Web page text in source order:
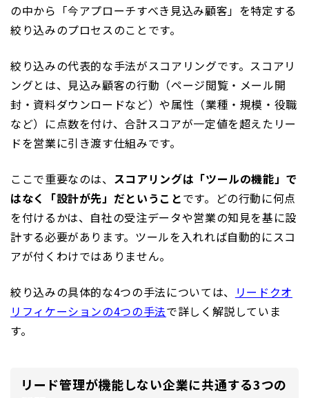
の中から「今アプローチすべき見込み顧客」を特定する
絞り込みのプロセスのことです。
絞り込みの代表的な手法がスコアリングです。スコアリ
ングとは、見込み顧客の行動（ページ閲覧・メール開
封・資料ダウンロードなど）や属性（業種・規模・役職
など）に点数を付け、合計スコアが一定値を超えたリー
ドを営業に引き渡す仕組みです。
ここで重要なのは、 スコアリングは「ツールの機能」で
はなく「設計が先」だということです。どの行動に何点
を付けるかは、自社の受注データや営業の知見を基に設
計する必要があります。ツールを入れれば自動的にスコ
アが付くわけではありません。
絞り込みの具体的な4つの手法については、
リードクオ
リフィケーションの4つの手法で詳しく解説していま
す。
リード管理が機能しない企業に共通する3つの